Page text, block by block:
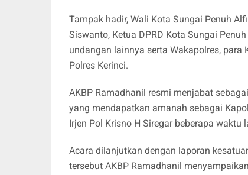
Tampak hadir, Wali Kota Sungai Penuh
Siswanto, Ketua DPRD Kota Sungai
undangan lainnya serta Wakapolres,
Polres Kerinci.
AKBP Ramadhanil resmi menjabat
yang mendapatkan amanah sebagai
Irjen Pol Krisno H Siregar beberapa
Acara dilanjutkan dengan laporan
tersebut AKBP Ramadhanil